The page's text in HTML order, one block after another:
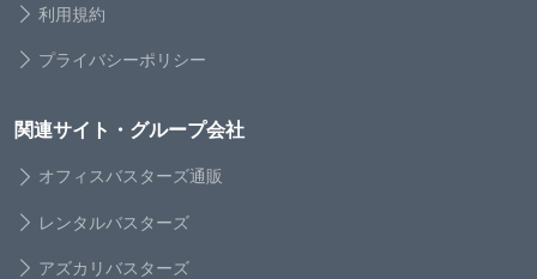
利用規約
プライバシーポリシー
関連サイト・グループ会社
オフィスバスターズ通販
レンタルバスターズ
アズカリバスターズ